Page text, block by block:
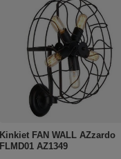
Kinkiet FAN WALL AZzardo
FLMD01 AZ1349